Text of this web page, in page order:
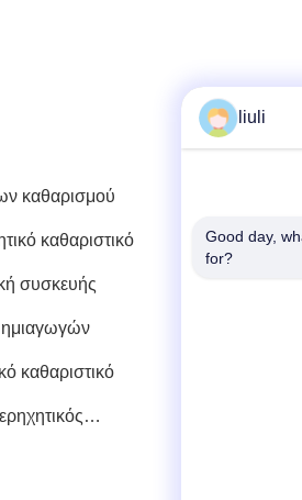
καθαρισμού
καθαριστικό
συσκευής
καθαριστικό
liuli
Good day,
for?